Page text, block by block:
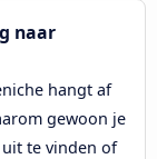
naar
hangt af
gewoon je
te vinden of